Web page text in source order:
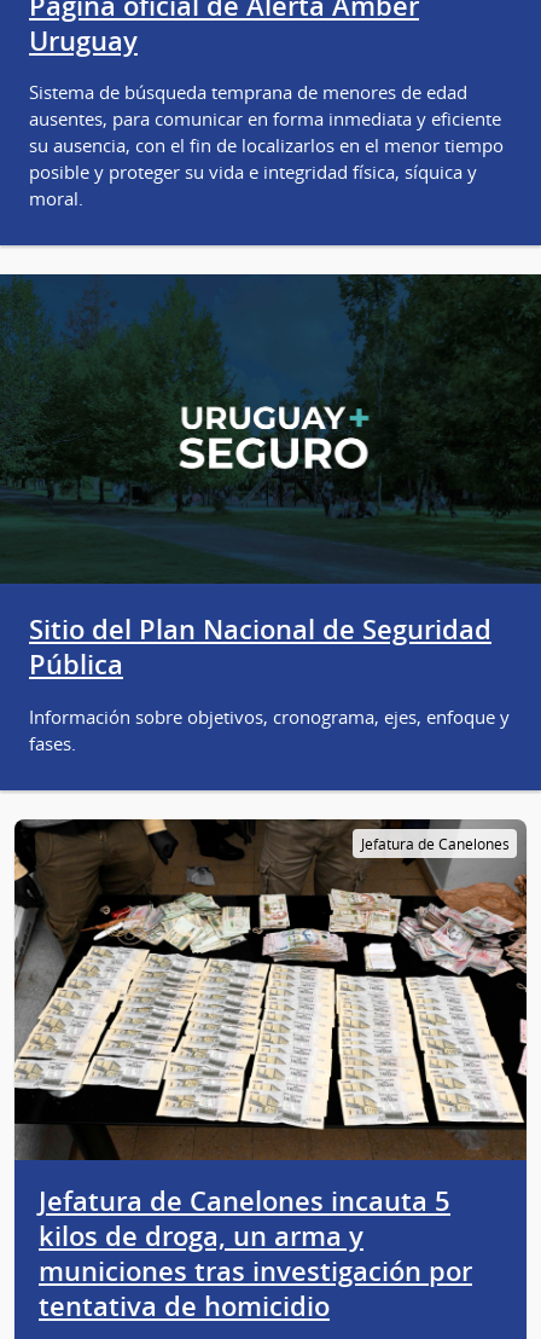
Uruguay
Sistema de búsqueda temprana de menores de edad
ausentes, para comunicar en forma inmediata y eficiente
su ausencia, con el fin de localizarlos en el menor tiempo
posible y proteger su vida e integridad física, síquica y
moral.
Sitio del Plan Nacional de Seguridad
Pública
Información sobre objetivos, cronograma, ejes, enfoque y
fases.
Jefatura de Canelones
Jefatura de Canelones incauta 5
kilos de droga, un arma y
municiones tras investigación por
tentativa de homicidio